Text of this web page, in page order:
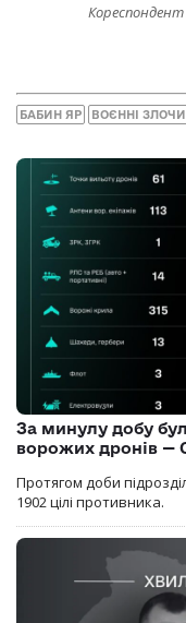
БАБИН ЯР ВОЄННІ
За минулу добу
ворожих дронів —
Протягом доби
1902 цілі противника.